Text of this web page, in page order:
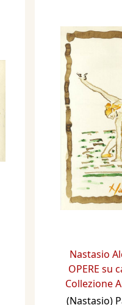
Nastasio
OPERE su
Collezione
(Nastasio)